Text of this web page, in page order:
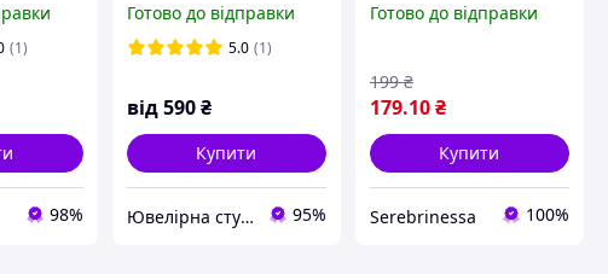
під
(1)
98%
срібло 925, золото 585
Готово до відправки
5.0 (1)
від 590 ₴
Купити
Ювелірна студія BeLegend 95%
Готово до відправки
179.10₴
199 ₴
Купити
Serebrinessa 100%